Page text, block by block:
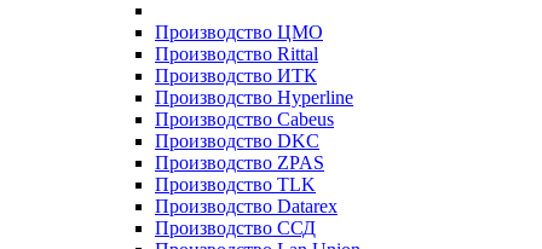
Производство ЦМО
Производство Rittal
Производство ИТК
Производство Hyperline
Производство Cabeus
Производство DKC
Производство ZPAS
Производство TLK
Производство Datarex
Производство ССД